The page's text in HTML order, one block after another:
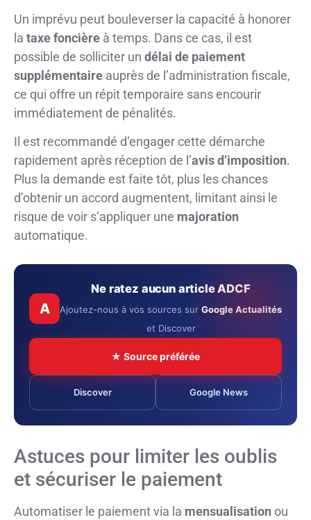
Un imprévu peut bouleverser la capacité à honorer
la taxe foncière à temps. Dans ce cas, il est
possible de solliciter un délai de paiement
supplémentaire auprès de l’administration fiscale,
ce qui offre un répit temporaire sans encourir
immédiatement de pénalités.
Il est recommandé d’engager cette démarche
rapidement après réception de l’avis d’imposition.
Plus la demande est faite tôt, plus les chances
d’obtenir un accord augmentent, limitant ainsi le
risque de voir s’appliquer une majoration
automatique.
A
Ne ratez aucun article ADCF
Ajoutez-nous à vos sources sur Google Actualités
et Discover
★ Source préférée
Discover Google News
Astuces pour limiter les oublis
et sécuriser le paiement
Automatiser le paiement via la mensualisation ou